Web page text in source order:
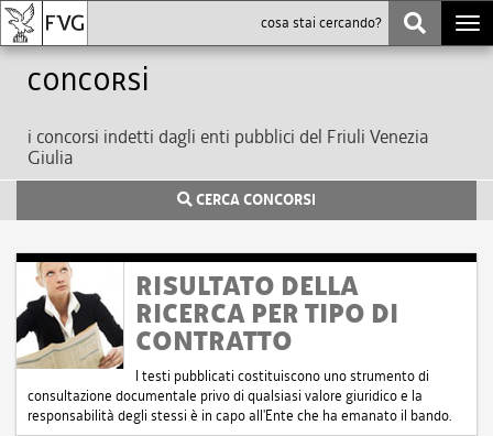
Concorsi
i concorsi indetti dagli enti pubblici del Friuli Venezia
Giulia
CERCA CONCORSI
RISULTATO DELLA
RICERCA PER TIPO DI
CONTRATTO
I testi pubblicati costituiscono uno strumento di
consultazione documentale privo di qualsiasi valore giuridico e la
responsabilità degli stessi è in capo all'Ente che ha emanato il bando.